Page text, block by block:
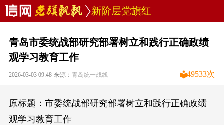
新阶层党旗红
青岛市委统战部研究部署树立和践行正确政绩
观学习教育工作
2026-03-03 09:48 来源： 青岛统一战线 49533次
原标题：市委统战部研究部署树立和践行正确政绩
观学习教育工作